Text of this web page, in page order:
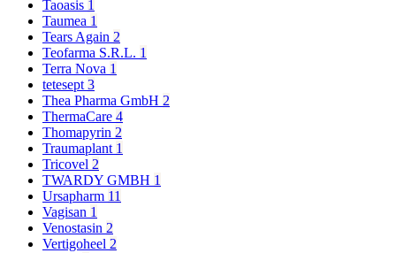
Taoasis 1
Taumea 1
Tears Again 2
Teofarma S.R.L. 1
Terra Nova 1
tetesept3
Thea Pharma GmbH 2
ThermaCare 4
Thomapyrin 2
Traumaplant 1
Tricovel 2
TWARDY GMBH 1
Ursapharm 11
Vagisan 1
Venostasin 2
Vertigoheel 2